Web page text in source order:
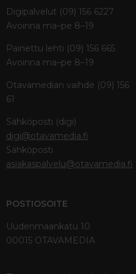
Digipalvelut (09) 156 6227
Avoinna ma–pe 8–19
Painettu lehti (09) 156 665
Avoinna ma–pe 8–19
Otavamedian vaihde (09) 156
61
Sähköposti (digi)
digi@otavamedia.fi
Sähköposti
asiakaspalvelu@otavamedia.fi
POSTIOSOITE
Uudenmaankatu 10
00015 OTAVAMEDIA